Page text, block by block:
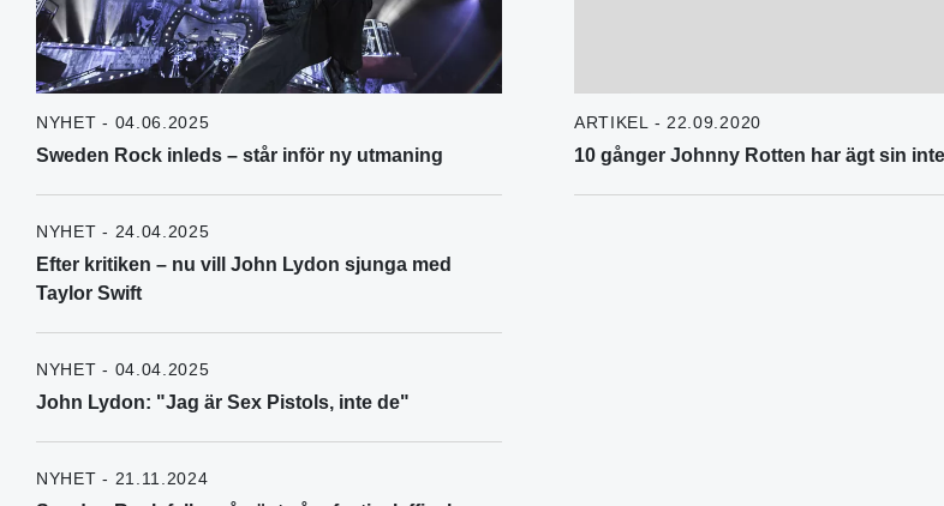
NYHET - 04.06.2025
Sweden Rock inleds – står inför ny utmaning
NYHET - 24.04.2025
Efter kritiken – nu vill John Lydon sjunga med
Taylor Swift
NYHET - 04.04.2025
John Lydon: "Jag är Sex Pistols, inte de"
NYHET - 21.11.2024
ARTIKEL - 22.09.2020
10 gånger Johnny Rotten har ägt sin